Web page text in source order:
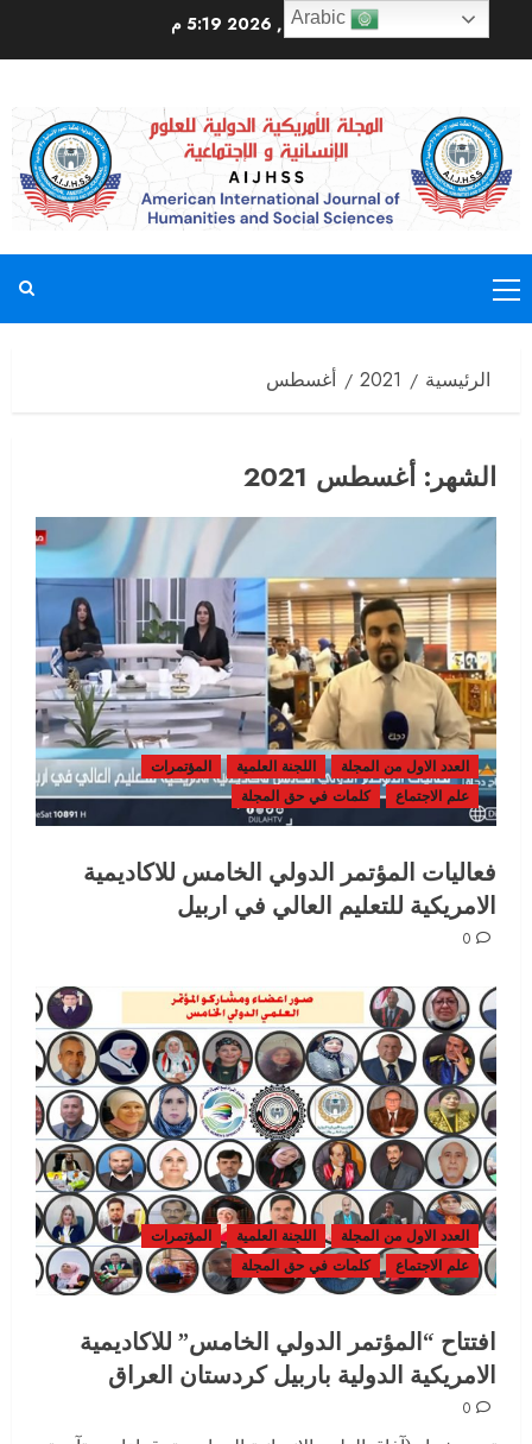
أغسطس 9, 2026 5:19 م
الرئيسية 2021 أغسطس
الشهر: أغسطس 2021
العدد الاول من المجلة اللجنة العلمية
المؤتمرات
علم الاجتماع
كلمات في حق المجلة
فعاليات المؤتمر الدولي الخامس للاكاديمية
الامريكية للتعليم العالي في اربيل
0
العدد الاول من المجلة اللجنة العلمية
المؤتمرات
علم الاجتماع
كلمات في حق المجلة
افتتاح “المؤتمر الدولي الخامس” للاكاديمية
الامريكية الدولية باربيل كردستان العراق
0